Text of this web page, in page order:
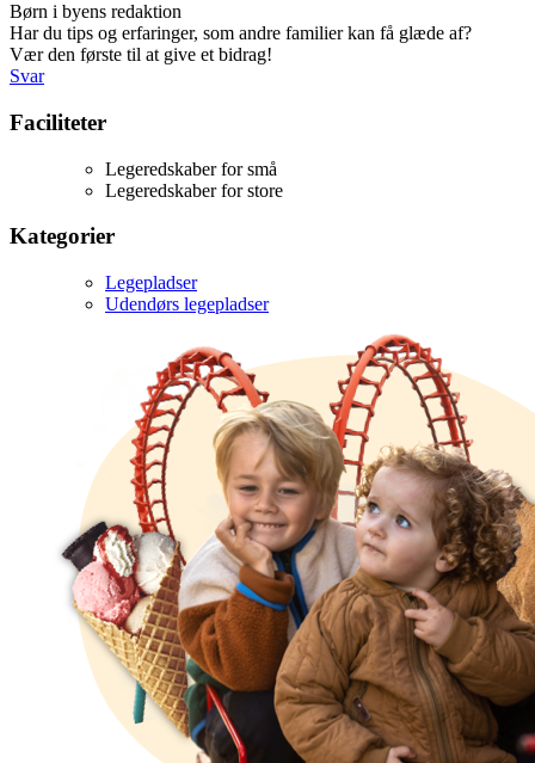
Børn i byens redaktion
Har du tips og erfaringer, som andre familier kan få glæde af?
Vær den første til at give et bidrag!
Svar
Faciliteter
Legeredskaber for små
Legeredskaber for store
Kategorier
Legepladser
Udendørs legepladser